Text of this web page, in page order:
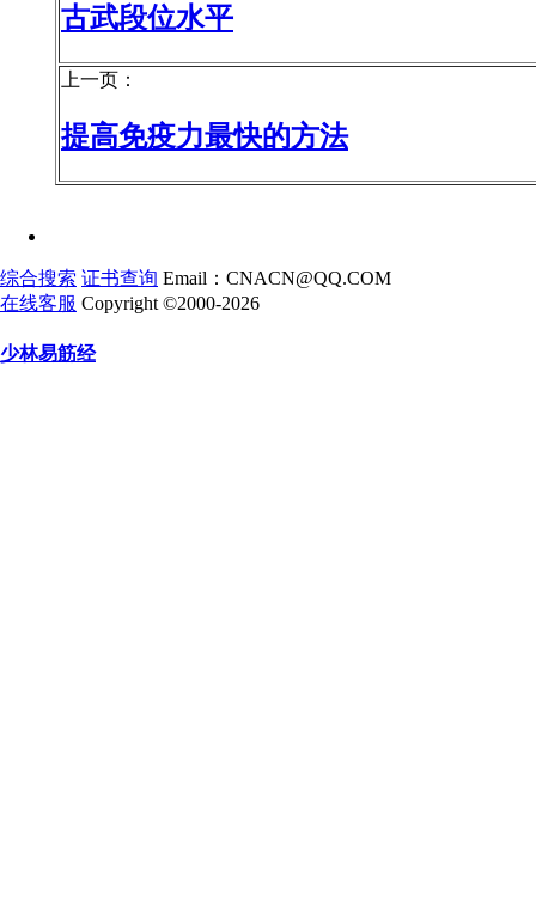
古武段位水平
上一页：
提高免疫力最快的方法
综合搜索 证书查询 Email：CNACN@QQ.COM
在线客服 Copyright ©2000-2026
少林易筋经